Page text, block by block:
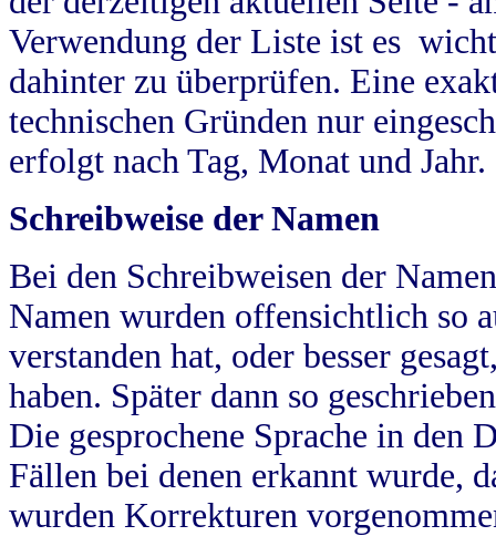
Verwendung der Liste ist es
dahinter zu überprüfen. Eine
technischen Gründen nur
erfolgt nach Tag, Monat und Jahr.
Schreibweise der Namen
Bei den Schreibweisen der
Namen wurden offensichtlich so
verstanden hat, oder besser
haben. Später dann so
Die gesprochene Sprache in
Fällen bei denen erkannt wurde,
wurden Korrekturen